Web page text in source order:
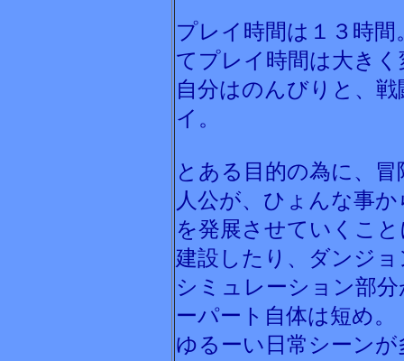
プレイ時間は１３時
てプレイ時間は大き
自分はのんびりと、
イ。
とある目的の為に、
人公が、ひょんな事
を発展させていくこ
建設したり、ダンジ
シミュレーション部
ーパート自体は短め。
ゆるーい日常シーン